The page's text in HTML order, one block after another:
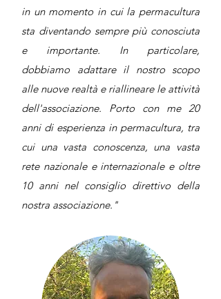
in un momento in cui la permacultura
sta diventando sempre più conosciuta
e importante. In particolare,
dobbiamo adattare il nostro scopo
alle nuove realtà e riallineare le attività
dell'associazione. Porto con me 20
anni di esperienza in permacultura, tra
cui una vasta conoscenza, una vasta
rete nazionale e internazionale e oltre
10 anni nel consiglio direttivo della
nostra associazione."